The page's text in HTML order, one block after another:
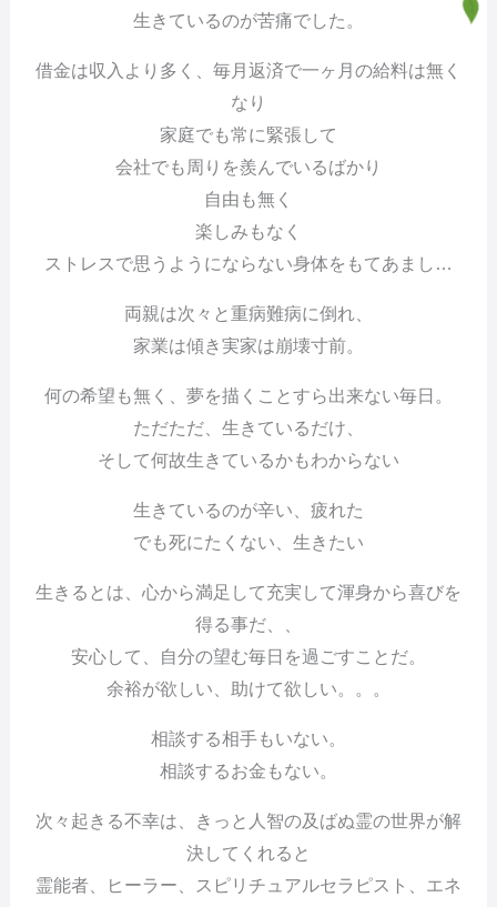
生きているのが苦痛でした。
借金は収入より多く、毎月返済で一ヶ月の給料は無く
なり
家庭でも常に緊張して
会社でも周りを羨んでいるばかり
自由も無く
楽しみもなく
ストレスで思うようにならない身体をもてあまし…
両親は次々と重病難病に倒れ、
家業は傾き実家は崩壊寸前。
何の希望も無く、夢を描くことすら出来ない毎日。
ただただ、生きているだけ、
そして何故生きているかもわからない
生きているのが辛い、疲れた
でも死にたくない、生きたい
生きるとは、心から満足して充実して渾身から喜びを
得る事だ、、
安心して、自分の望む毎日を過ごすことだ。
余裕が欲しい、助けて欲しい。。。
相談する相手もいない。
相談するお金もない。
次々起きる不幸は、きっと人智の及ばぬ霊の世界が解
決してくれると
霊能者、ヒーラー、スピリチュアルセラピスト、エネ